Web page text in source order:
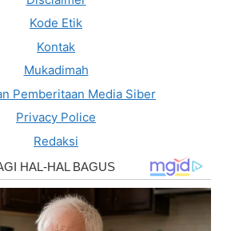
Kode Etik
Kontak
Mukadimah
Pemberitaan Media Siber
Privacy Police
Redaksi